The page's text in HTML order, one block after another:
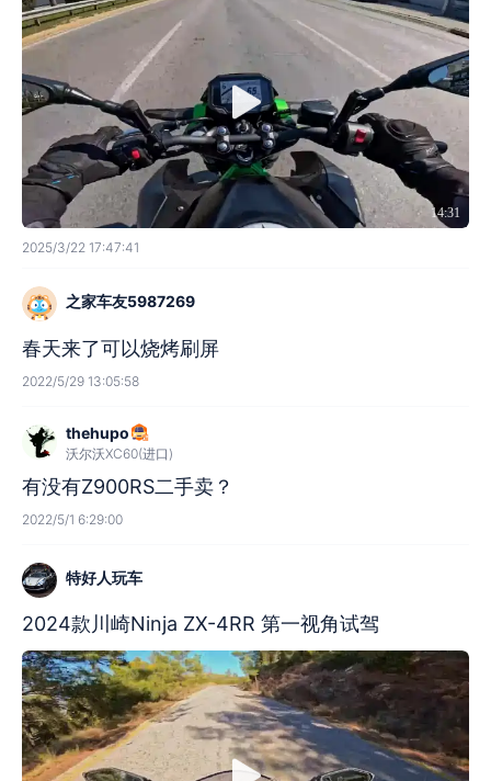
14:31
2025/3/22 17:47:41
之家车友5987269
春天来了可以烧烤刷屏
2022/5/29 13:05:58
thehupo
沃尔沃XC60(进口)
有没有Z900RS二手卖？
2022/5/1 6:29:00
特好人玩车
2024款川崎Ninja ZX-4RR 第一视角试驾